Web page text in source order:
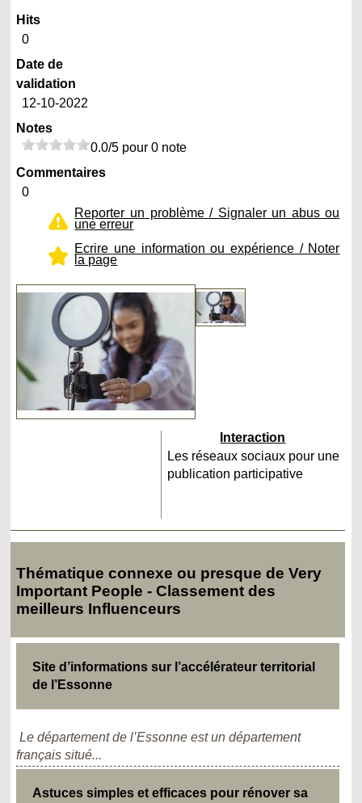
Hits
0
Date de
validation
12-10-2022
Notes
0.0/5 pour 0 note
Commentaires
0
Reporter un problème / Signaler un abus ou
une erreur
Ecrire une information ou expérience / Noter
la page
Interaction
Les réseaux sociaux pour une
publication participative
Thématique connexe ou presque de Very
Important People - Classement des
meilleurs Influenceurs
Site d’informations sur l’accélérateur territorial
de l’Essonne
Le département de l’Essonne est un département
français situé...
Astuces simples et efficaces pour rénover sa